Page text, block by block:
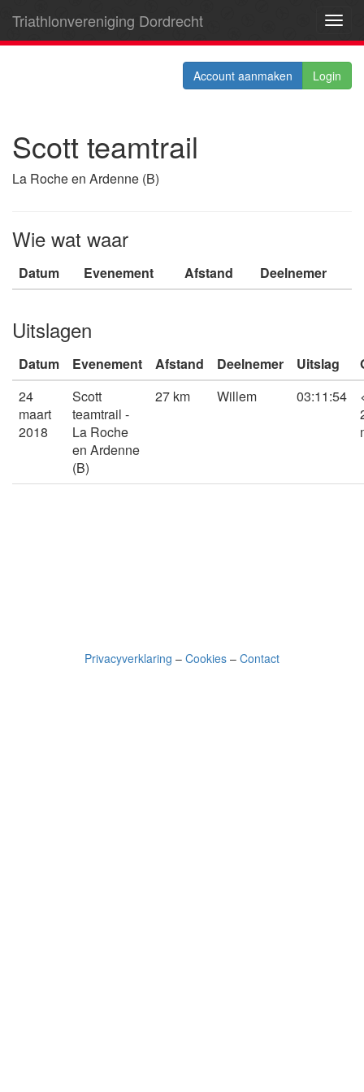
Triathlonvereniging Dordrecht
Account aanmaken Login
Scott teamtrail
La Roche en Ardenne (B)
Wie wat waar
Datum Evenement Afstand Deelnemer
Uitslagen
Datum Evenement Afstand Deelnemer Uitslag
24
maart
2018
Scott
teamtrail -
La Roche
en Ardenne
(B)
27 km Willem 03:11:54
Privacyverklaring – Cookies – Contact